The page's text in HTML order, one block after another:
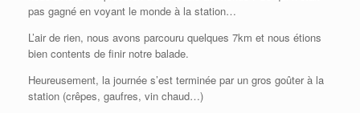
pas gagné en voyant le monde à la station…
L’air de rien, nous avons parcouru quelques 7km et nous étions
bien contents de finir notre balade.
Heureusement, la journée s’est terminée par un gros goûter à la
station (crêpes, gaufres, vin chaud…)